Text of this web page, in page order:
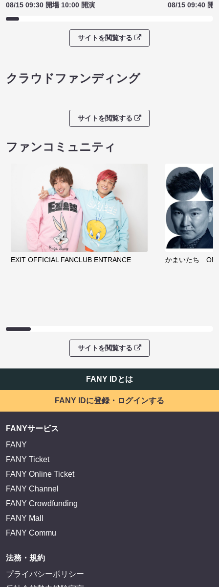
08/15 09:30 開場 10:00 開演
08/15 09:40 開
サイトを閲覧する
クラウドファンディング
サイトを閲覧する
ファンコミュニティ
EXIT OFFICIAL FANCLUB ENTRANCE かまいたち
サイトを閲覧する
FANY IDとは
FANY IDに登録・ログインする
FANYサービス
FANY
FANY Ticket
FANY Online Ticket
FANY Channel
FANY Crowdfunding
FANY Mall
FANY Commu
法務・規約
プライバシーポリシー